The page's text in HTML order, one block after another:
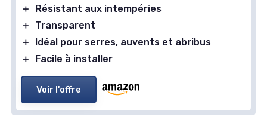
＋
Résistant aux intempéries
＋
Transparent
＋
Idéal pour serres, auvents et abribus
＋
Facile à installer
Voir l'offre